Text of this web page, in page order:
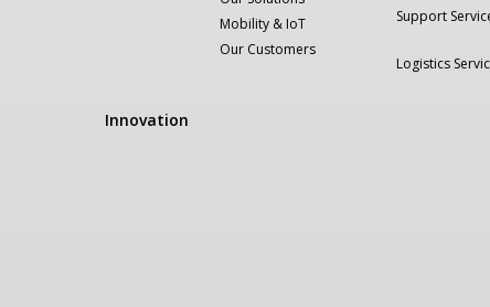
Mobility & IoT
Our Customers
Support
Logistics
Innovation